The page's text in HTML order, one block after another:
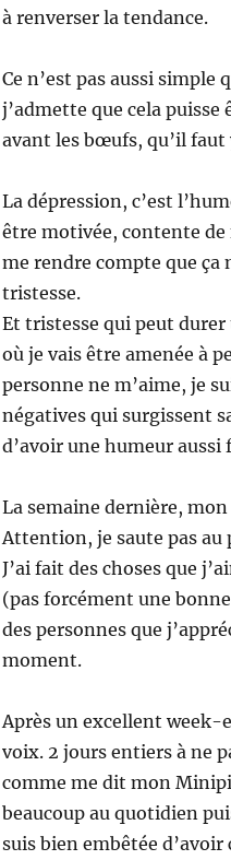
à renverser la tendance.
Ce n’est pas aussi simple
j’admette que cela
avant les bœufs, qu’il
La dépression, c’est
être motivée, contente de
me rendre compte que ça
tristesse.
Et tristesse qui peut durer
où je vais être amenée à
personne ne m’aime, je
négatives qui surgissent
d’avoir une humeur aussi
La semaine dernière,
Attention, je saute pas au
J’ai fait des choses que
(pas forcément une
des personnes que
moment.
Après un excellent week-
voix. 2 jours entiers à ne
comme me dit mon
beaucoup au quotidien
suis bien embêtée